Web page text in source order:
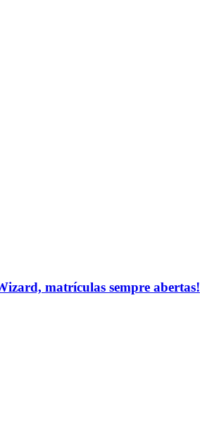
matrículas sempre abertas!